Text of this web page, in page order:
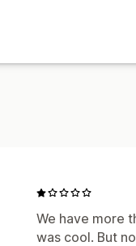
We have more
was cool. But